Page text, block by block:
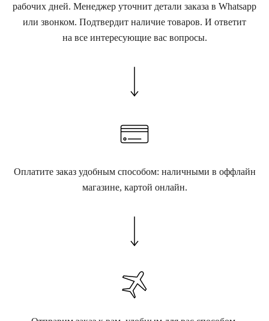
рабочих дней. Менеджер уточнит детали заказа в Whatsapp
или звонком. Подтвердит наличие товаров. И ответит
на все интересующие вас вопросы.
Оплатите заказ удобным способом: наличными в оффлайн
магазине, картой онлайн.